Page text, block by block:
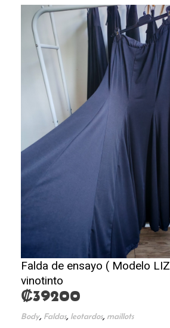
Falda de ensayo ( Modelo
vinotinto
₡39200
Body, Faldas, leotardos, maillots